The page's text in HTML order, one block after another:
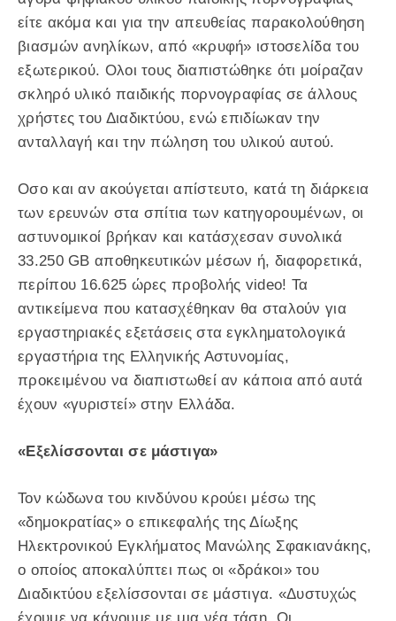
είτε ακόμα και για την απευθείας παρακολούθηση
βιασμών ανηλίκων, από «κρυφή» ιστοσελίδα του
εξωτερικού. Ολοι τους διαπιστώθηκε ότι μοίραζαν
σκληρό υλικό παιδικής πορνογραφίας σε άλλους
χρήστες του Διαδικτύου, ενώ επιδίωκαν την
ανταλλαγή και την πώληση του υλικού αυτού.
Οσο και αν ακούγεται απίστευτο, κατά τη διάρκεια
των ερευνών στα σπίτια των κατηγορουμένων, οι
αστυνομικοί βρήκαν και κατάσχεσαν συνολικά
33.250 GB αποθηκευτικών μέσων ή, διαφορετικά,
περίπου 16.625 ώρες προβολής video! Τα
αντικείμενα που κατασχέθηκαν θα σταλούν για
εργαστηριακές εξετάσεις στα εγκληματολογικά
εργαστήρια της Ελληνικής Αστυνομίας,
προκειμένου να διαπιστωθεί αν κάποια από αυτά
έχουν «γυριστεί» στην Ελλάδα.
«Εξελίσσονται σε μάστιγα»
Τον κώδωνα του κινδύνου κρούει μέσω της
«δημοκρατίας» ο επικεφαλής της Δίωξης
Ηλεκτρονικού Εγκλήματος Μανώλης Σφακιανάκης,
ο οποίος αποκαλύπτει πως οι «δράκοι» του
Διαδικτύου εξελίσσονται σε μάστιγα. «Δυστυχώς
έχουμε να κάνουμε με μια νέα τάση. Οι